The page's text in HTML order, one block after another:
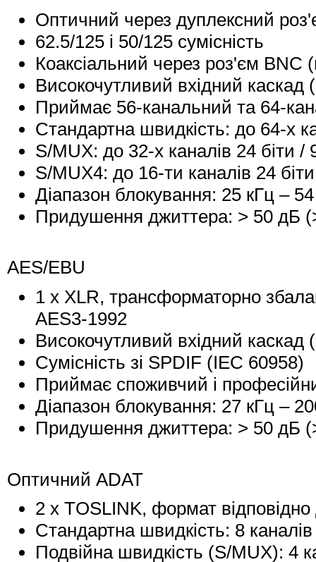
Оптичний через дуплексний
62.5/125 і 50/125 сумісність
Коаксіальний через роз'єм
Високочутливий вхідний каскад
Приймає 56-канальний та 64-
Стандартна швидкість: до 64-х
S/MUX: до 32-х каналів 24 біти /
S/MUX4: до 16-ти каналів 24
Діапазон блокування: 25 кГц –
Придушення джиттера: > 50 дБ
AES/EBU
1 x XLR, трансформаторно
AES3-1992
Високочутливий вхідний каскад
Сумісність зі SPDIF (IEC 60958)
Приймає споживчий і
Діапазон блокування: 27 кГц –
Придушення джиттера: > 50 дБ
Оптичний ADAT
2 x TOSLINK, формат
Стандартна швидкість: 8
Подвійна швидкість (S/MUX): 4